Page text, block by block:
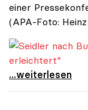
einer
(APA-Foto:
Seidler nach
Seidler nach
...weiterlesen